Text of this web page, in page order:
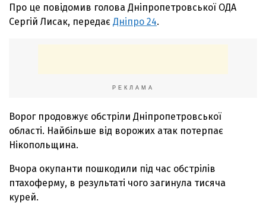
Про це повідомив голова Дніпропетровської ОДА
Сергій Лисак, передає Дніпро 24.
РЕКЛАМА
Ворог продовжує обстріли Дніпропетровської
області. Найбільше від ворожих атак потерпає
Нікопольщина.
Вчора окупанти пошкодили під час обстрілів
птахоферму, в результаті чого загинула тисяча
курей.